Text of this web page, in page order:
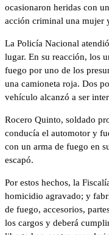
ocasionaron heridas con
acción criminal una mujer
La Policía Nacional
lugar. En su reacción, los
fuego por uno de los
una camioneta roja. Dos
vehículo alcanzó a ser
Rocero Quinto, soldado
conducía el automotor y
con un arma de fuego en
escapó.
Por estos hechos, la
homicidio agravado; y
de fuego, accesorios,
los cargos y deberá